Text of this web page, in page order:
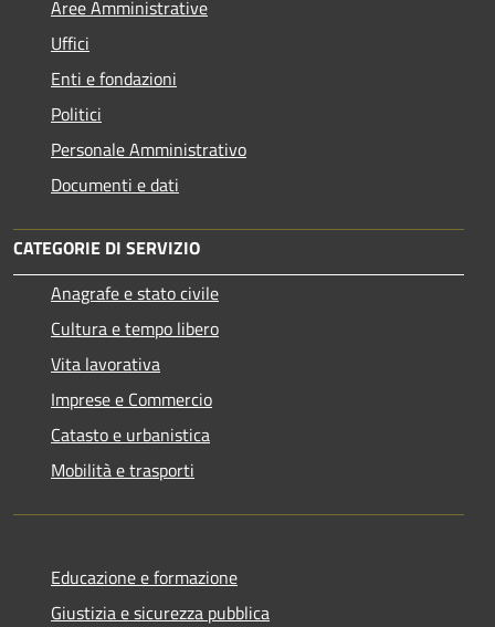
Aree Amministrative
Uffici
Enti e fondazioni
Politici
Personale Amministrativo
Documenti e dati
CATEGORIE DI SERVIZIO
Anagrafe e stato civile
Cultura e tempo libero
Vita lavorativa
Imprese e Commercio
Catasto e urbanistica
Mobilità e trasporti
Educazione e formazione
Giustizia e sicurezza pubblica